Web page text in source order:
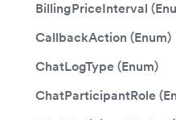
BillingPriceInterval
CallbackAction (Enum)
ChatLogType (Enum)
ChatParticipantRole